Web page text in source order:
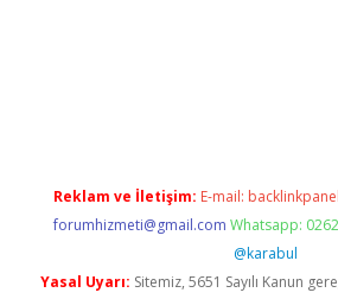
Reklam ve İletişim: E-mail:
forumhizmeti@gmail.com Whatsapp:
@karabul
Yasal Uyarı: Sitemiz, 5651 Sayılı Kanun